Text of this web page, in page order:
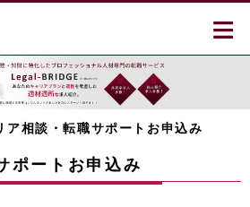
≡
ア相談・転職サポートお申込み
ポートお申込み